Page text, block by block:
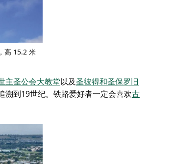
高 15.2 米
主圣公会大教堂以及圣彼得和圣保罗旧
溯到19世纪。铁路爱好者一定会喜欢古